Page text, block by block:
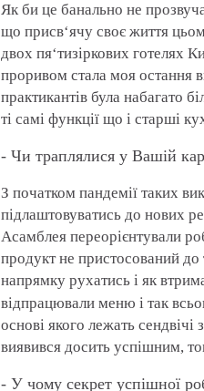
Як би це банально не
що присв‘ячу своє життя
двох пя‘тизіркових готелях
проривом стала моя остання
практикантів була набагато
ті самі функції що і старші
- Чи траплялися у Вашій
З початком пандемії таких
підлаштовуватись до нових
Асамблея переорієнтували
продукт не пристосований до
напрямку рухатись і як
відпрацювали меню і так
основі якого лежать
виявився досить успішним,
- У чому секрет успішної